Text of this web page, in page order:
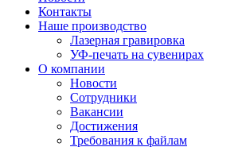
Контакты
Наше производство
Лазерная гравировка
УФ-печать на сувенирах
О компании
Новости
Сотрудники
Вакансии
Достижения
Требования к файлам